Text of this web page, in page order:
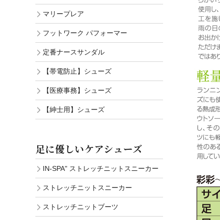
マリープレア
フットワーク パフォーマー
定番ナースサンダル
【帯電防止】シューズ
【医療事務】シューズ
【紳士用】シューズ
足に優しいケアシューズ
IN-SPA" ストレッチニットスニーカー
ストレッチニットスニーカー
ストレッチニットブーツ